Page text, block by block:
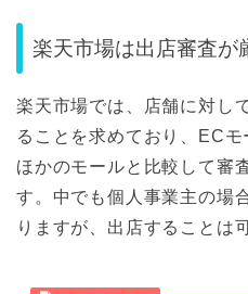
楽天市場は出店審査が
楽天市場では、店舗に対し
ることを求めており、ECモ
ほかのモールと比較して審
す。中でも個人事業主の場
りますが、出店することは